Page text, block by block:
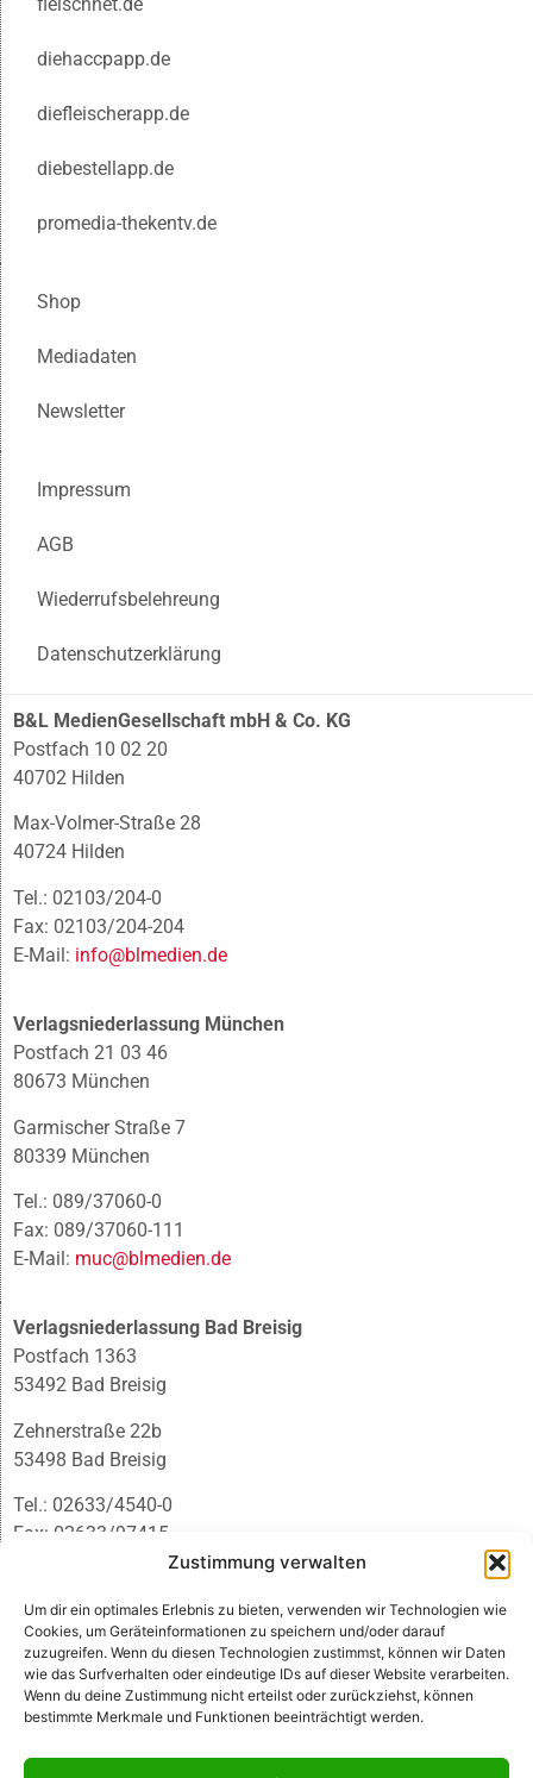
Zustimmung verwalten
Um dir ein optimales Erlebnis zu bieten, verwenden wir Technologien wie
Cookies, um Geräteinformationen zu speichern und/oder darauf
zuzugreifen. Wenn du diesen Technologien zustimmst, können wir Daten
wie das Surfverhalten oder eindeutige IDs auf dieser Website verarbeiten.
Wenn du deine Zustimmung nicht erteilst oder zurückziehst, können
bestimmte Merkmale und Funktionen beeinträchtigt werden.
diehaccpapp.de
diefleischerapp.de
diebestellapp.de
promedia-thekentv.de
Shop
Mediadaten
Newsletter
Impressum
AGB
Wiederrufsbelehreung
Datenschutzerklärung
B&L MedienGesellschaft mbH & Co. KG
Postfach 10 02 20
40702 Hilden
Max-Volmer-Straße 28
40724 Hilden
Tel.: 02103/204-0
Fax: 02103/204-204
E-Mail: info@blmedien.de
Verlagsniederlassung München
Postfach 21 03 46
80673 München
Garmischer Straße 7
80339 München
Tel.: 089/37060-0
Fax: 089/37060-111
E-Mail: muc@blmedien.de
Verlagsniederlassung Bad Breisig
Postfach 1363
53492 Bad Breisig
Zehnerstraße 22b
53498 Bad Breisig
Tel.: 02633/4540-0
Fax: 02633/97415
infobb@blmedien.de